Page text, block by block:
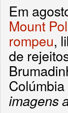
Em
Mount
rompeu,
de
imagens